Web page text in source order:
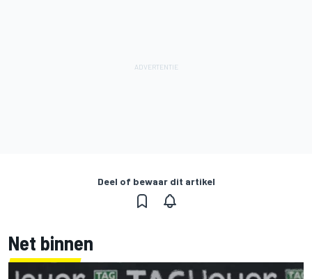
Deel of bewaar dit artikel
Net binnen